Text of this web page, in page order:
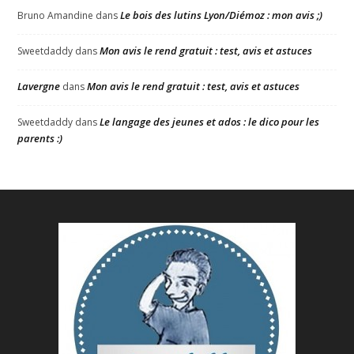
Bruno Amandine dansLe bois des lutins Lyon/Diémoz : mon avis ;)
Sweetdaddy dansMon avis le rend gratuit : test, avis et astuces
Lavergne dansMon avis le rend gratuit : test, avis et astuces
Sweetdaddy dansLe langage des jeunes et ados : le dico pour les
parents :)